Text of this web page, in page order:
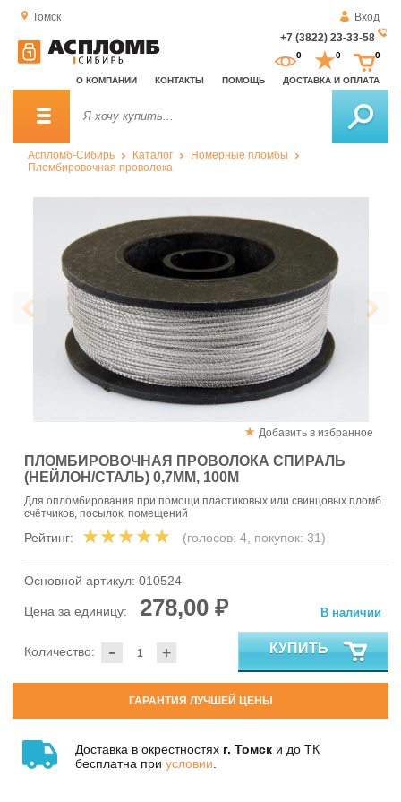
Томск
Вход
+7 (3822) 23-33-58
О КОМПАНИИ КОНТАКТЫ ПОМОЩЬ ДОСТАВКА И ОПЛАТА
0 0 0
Аспломб-Сибирь Каталог
Номерные пломбы
Пломбировочная проволока
Добавить в избранное
ПЛОМБИРОВОЧНАЯ ПРОВОЛОКА СПИРАЛЬ
(НЕЙЛОН/СТАЛЬ) 0,7ММ, 100М
Для опломбирования при помощи пластиковых или свинцовых пломб
счётчиков, посылок, помещений
Рейтинг: (голосов: 4, покупок: 31)
Основной артикул: 010524
Цена за единицу: 278,00 ₽
- +
Количество:
В наличии
КУПИТЬ
ГАРАНТИЯ ЛУЧШЕЙ ЦЕНЫ
Доставка в окрестностях г. Томск и до ТК
бесплатна при условии